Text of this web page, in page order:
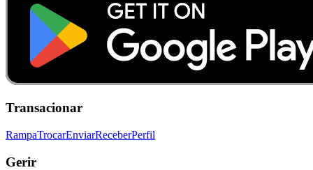
Transacionar
RampaTrocarEnviarReceberPerfil
Gerir